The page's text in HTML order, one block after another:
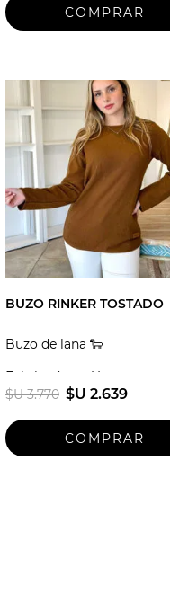
BUZO RINKER TOSTADO
Buzo de lana 🐑
Fabricado en Uruguay
$U 3.770 $U 2.639